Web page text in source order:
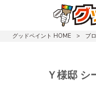
グッドペイント HOME
> ブ
Ｙ様邸 シ